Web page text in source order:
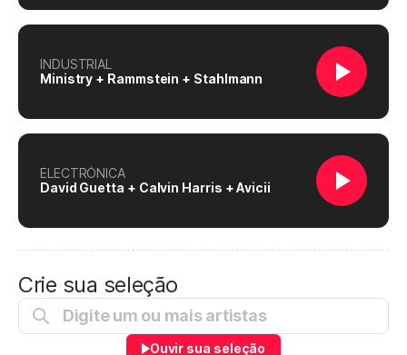
INDUSTRIAL
Ministry + Rammstein + Stahlmann
ELECTRÓNICA
David Guetta + Calvin Harris + Avicii
Crie sua seleção
Ouvir sua seleção